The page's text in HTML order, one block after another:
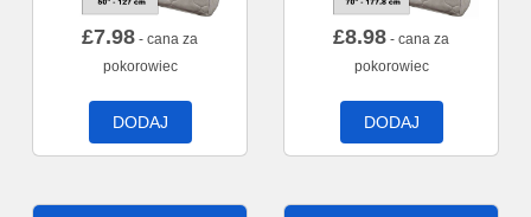
£7.98 - cana za
pokorowiec
DODAJ
£8.98 - cana za
pokorowiec
DODAJ